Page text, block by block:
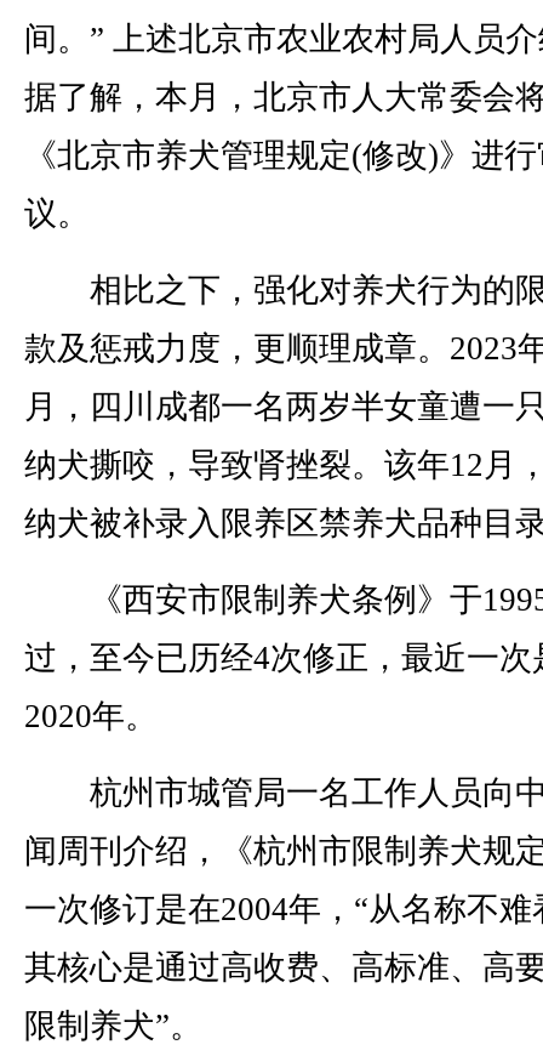
间。” 上述北京市农业农村局人员
据了解，本月，北京市人大常委会
《北京市养犬管理规定(修改)》进
议。
相比之下，强化对养犬行为的
款及惩戒力度，更顺理成章。2023
月，四川成都一名两岁半女童遭一
纳犬撕咬，导致肾挫裂。该年12月
纳犬被补录入限养区禁养犬品种目
《西安市限制养犬条例》于
过，至今已历经4次修正，最近一次
2020年。
杭州市城管局一名工作人员向
闻周刊介绍，《杭州市限制养犬规
一次修订是在2004年，“从名称不难
其核心是通过高收费、高标准、高
限制养犬”。